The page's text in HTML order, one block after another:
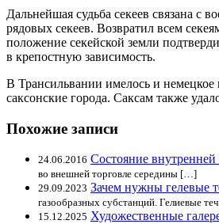
Дальнейшая судьба секеев связана с
рядовых секеев. Возвратил всем
положение секейской земли
в крепостную зависимость.
В Трансильвании имелось и
саксонские города. Саксам также
Похожие записи
24.06.2016 Состояние внутренней
во внешней торговле середины […]
29.09.2023 Зачем нужны гелевые
газообразных субстанций. Гелиевые
15.12.2025 Художественные